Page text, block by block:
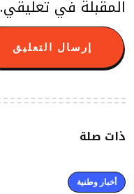
المقبلة في تعليقي.
ذات صلة
أخبار وطنية